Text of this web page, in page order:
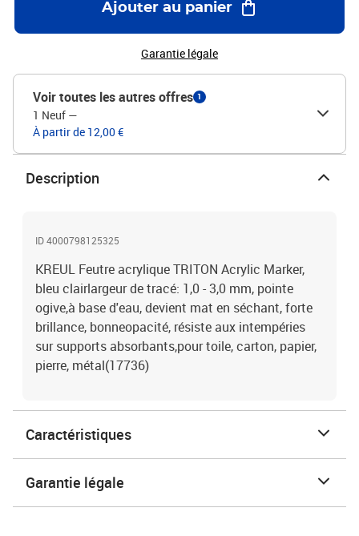
Ajouter au panier
Garantie légale
Voir toutes les autres offres 1
1 Neuf —
À partir de 12,00 €
Description
ID 4000798125325
KREUL Feutre acrylique TRITON Acrylic Marker,
bleu clairlargeur de tracé: 1,0 - 3,0 mm, pointe
ogive,à base d'eau, devient mat en séchant, forte
brillance, bonneopacité, résiste aux intempéries
sur supports absorbants,pour toile, carton, papier,
pierre, métal(17736)
Caractéristiques
Garantie légale